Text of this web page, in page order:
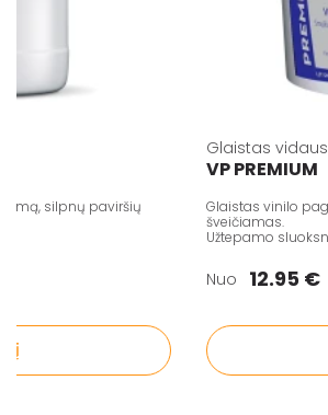
silpnų paviršių
Glaistas vidaus
VP PREMIUM
Glaistas vinilo
šveičiamas.
Užtepamo sluoksnio
Nuo 12.95 €